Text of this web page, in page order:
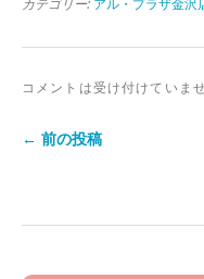
カテゴリー: アル・プラザ金沢
コメントは受け付けていませ
← 前の投稿